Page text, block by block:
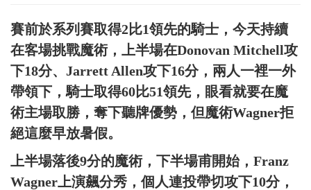
賽前於系列賽取得2比1領先的騎士，今天持續
在客場挑戰魔術，上半場在Donovan Mitchell攻
下18分、Jarrett Allen攻下16分，兩人一裡一外
帶領下，騎士取得60比51領先，眼看就要在魔
術主場取勝，奪下聽牌優勢，但魔術Wagner拒
絕這麼早放暑假。
上半場落後9分的魔術，下半場甫開始，Franz
Wagner上演飆分秀，個人連投帶切攻下10分，